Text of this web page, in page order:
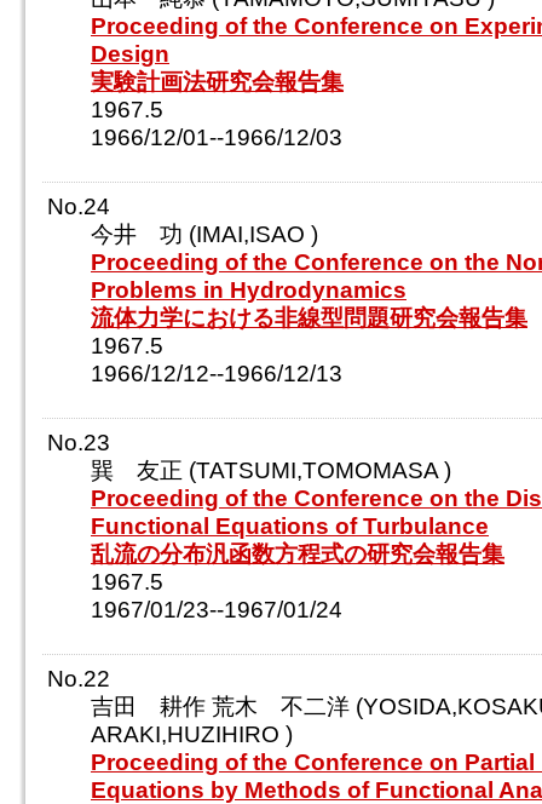
Proceeding of the Conference on
Design
実験計画法研究会報告集
1967.5
1966/12/01--1966/12/03
No.24
今井 功 (IMAI,ISAO )
Proceeding of the Conference on the
Problems in Hydrodynamics
流体力学における非線型問題研究会報告集
1967.5
1966/12/12--1966/12/13
No.23
巽 友正 (TATSUMI,TOMOMASA )
Proceeding of the Conference on the
Functional Equations of Turbulance
乱流の分布汎函数方程式の研究会報告集
1967.5
1967/01/23--1967/01/24
No.22
吉田 耕作 荒木 不二洋
ARAKI,HUZIHIRO )
Proceeding of the Conference on Partial
Equations by Methods of Functional